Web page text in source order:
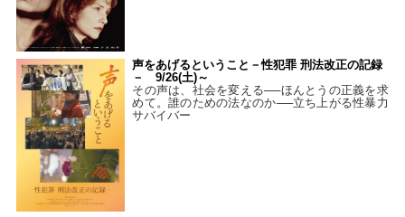
声をあげるということ－性犯罪 刑法改正の記録
－ 9/26(土)～
その声は、社会を変える──ほんとうの正義を求
めて。誰のための法なのか──立ち上がる性暴力
サバイバー